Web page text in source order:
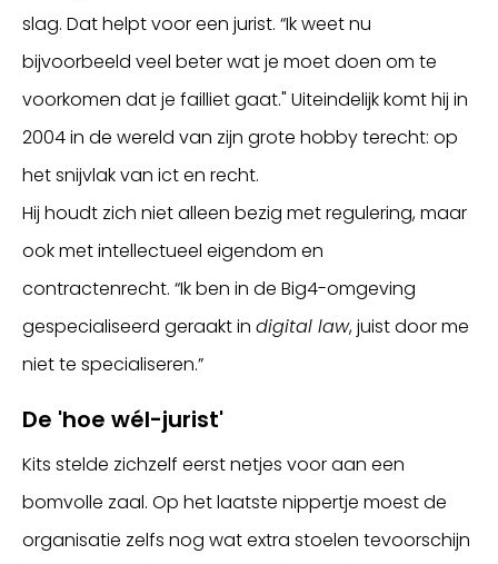
slag. Dat helpt voor een jurist. “Ik weet nu
bijvoorbeeld veel beter wat je moet doen om te
voorkomen dat je failliet gaat." Uiteindelijk komt hij in
2004 in de wereld van zijn grote hobby terecht: op
het snijvlak van ict en recht.
Hij houdt zich niet alleen bezig met regulering, maar
ook met intellectueel eigendom en
contractenrecht. “Ik ben in de Big4-omgeving
gespecialiseerd geraakt in digital law, juist door me
niet te specialiseren.”
De 'hoe wél-jurist'
Kits stelde zichzelf eerst netjes voor aan een
bomvolle zaal. Op het laatste nippertje moest de
organisatie zelfs nog wat extra stoelen tevoorschijn